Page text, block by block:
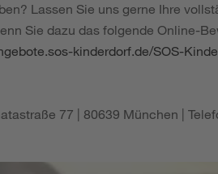
Lassen Sie uns gerne Ihre
Sie dazu das folgende Online-
kinderdorf.de/SOS-
77 | 80639 München |